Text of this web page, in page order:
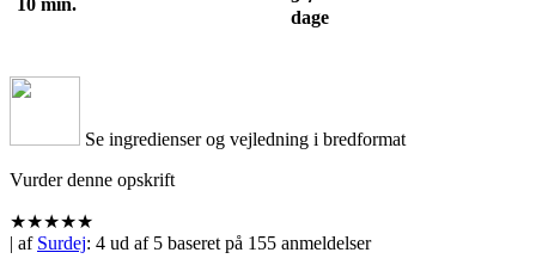
dage
Se ingredienser og vejledning i bredformat
Vurder denne opskrift
★★★★★
| af Surdej: 4 ud af 5 baseret på 155 anmeldelser